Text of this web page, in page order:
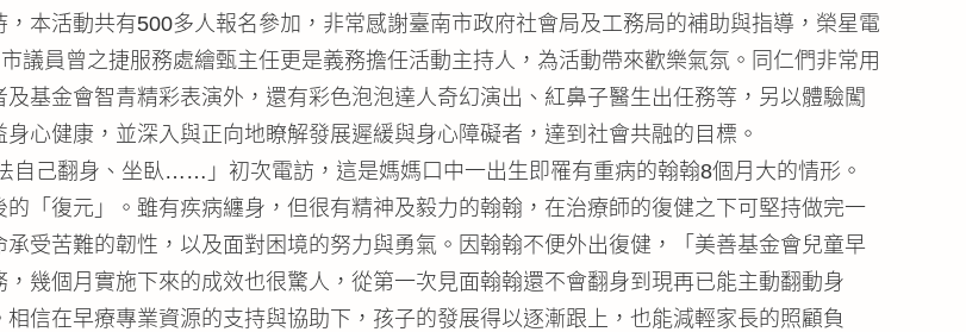
本活動共有500多人報名參加，非常感謝臺南市政府社會局及工務局的補助與指導，榮星電
議員曾之捷服務處繪甄主任更是義務擔任活動主持人，為活動帶來歡樂氣氛。同仁們非常用
基金會智青精彩表演外，還有彩色泡泡達人奇幻演出、紅鼻子醫生出任務等，另以體驗闖
心健康，並深入與正向地瞭解發展遲緩與身心障礙者，達到社會共融的目標。
自己翻身、坐臥……」初次電訪，這是媽媽口中一出生即罹有重病的翰翰8個月大的情形。
「復元」。雖有疾病纏身，但很有精神及毅力的翰翰，在治療師的復健之下可堅持做完一
受苦難的韌性，以及面對困境的努力與勇氣。因翰翰不便外出復健，「美善基金會兒童早
幾個月實施下來的成效也很驚人，從第一次見面翰翰還不會翻身到現再已能主動翻動身
信在早療專業資源的支持與協助下，孩子的發展得以逐漸跟上，也能減輕家長的照顧負